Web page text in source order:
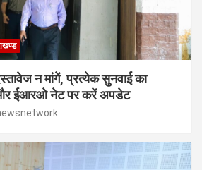
न मांगें, प्रत्येक सुनवाई का
ईआरओ नेट पर करें अपडेट